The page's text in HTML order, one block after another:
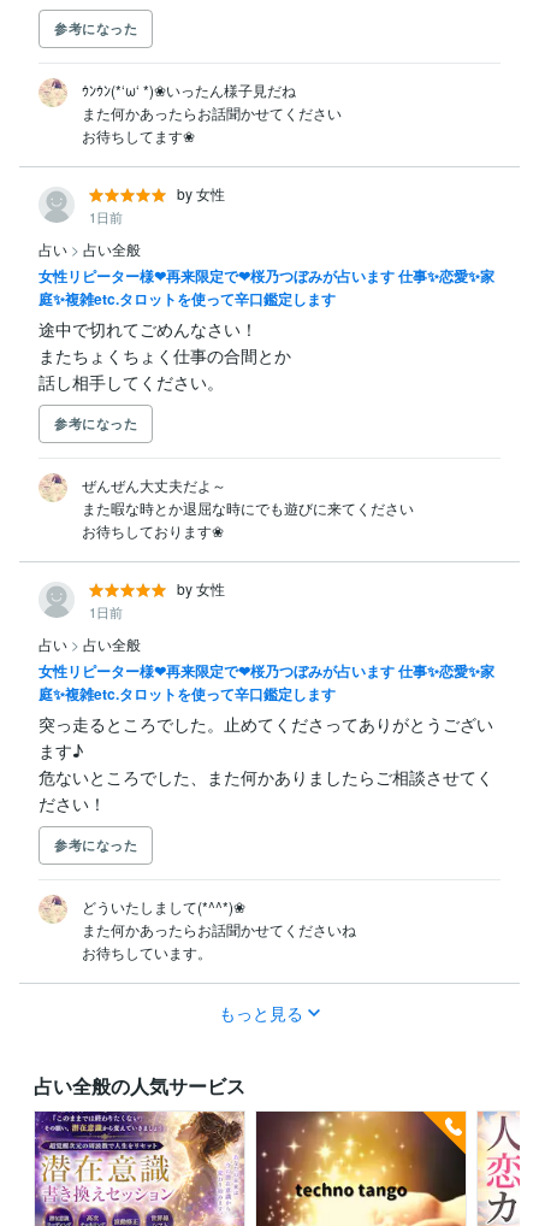
参考になった
ｳﾝｳﾝ(*‘ω‘ *)❀いったん様子見だね
また何かあったらお話聞かせてください
お待ちしてます❀
by 女性
1日前
占い > 占い全般
女性リピーター様❤再来限定で❤桜乃つぼみが占います 仕事✨恋愛✨家
庭✨複雑etc.タロットを使って辛口鑑定します
途中で切れてごめんなさい！
またちょくちょく仕事の合間とか
話し相手してください。
参考になった
ぜんぜん大丈夫だよ～
また暇な時とか退屈な時にでも遊びに来てください
お待ちしております❀
by 女性
1日前
占い > 占い全般
女性リピーター様❤再来限定で❤桜乃つぼみが占います 仕事✨恋愛✨家
庭✨複雑etc.タロットを使って辛口鑑定します
突っ走るところでした。止めてくださってありがとうござい
ます♪
危ないところでした、また何かありましたらご相談させてく
ださい！
参考になった
どういたしまして(*^^*)❀
また何かあったらお話聞かせてくださいね
お待ちしています。
もっと見る
占い全般の人気サービス